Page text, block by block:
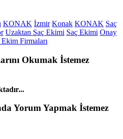
KONAK İzmir Konak KONAK Saç
Uzaktan Saç Ekimi Saç Ekimi Onay
Firmaları
Okumak İstemez
YorumYapmak İstemez